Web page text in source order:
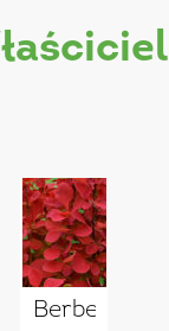
właściciel
Berberis